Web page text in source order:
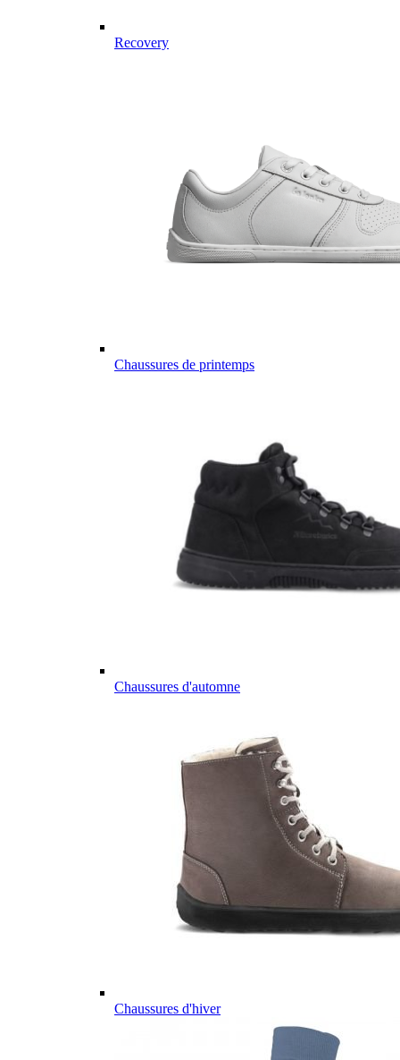
Recovery
Chaussures de printemps
Chaussures d'automne
Chaussures d'hiver